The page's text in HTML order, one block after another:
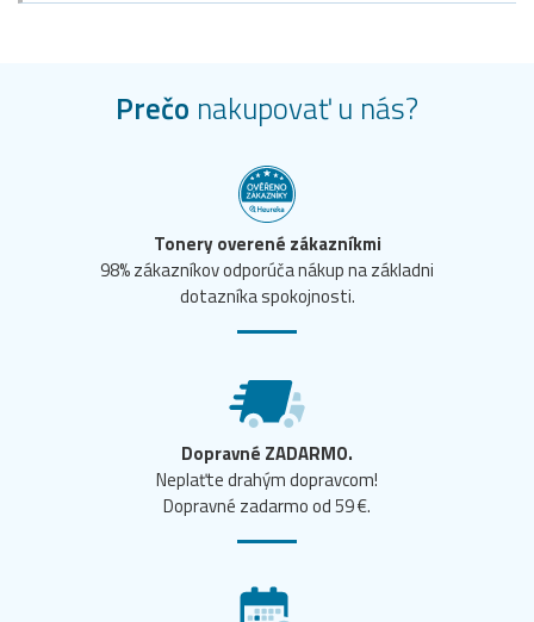
Prečo nakupovať u nás?
Tonery overené zákazníkmi
98% zákazníkov odporúča nákup na základni
dotazníka spokojnosti.
Dopravné ZADARMO.
Neplaťte drahým dopravcom!
Dopravné zadarmo od 59 €.